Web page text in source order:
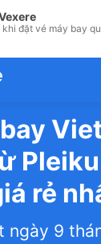
đặt vé máy bay
rẻ
ngày 9